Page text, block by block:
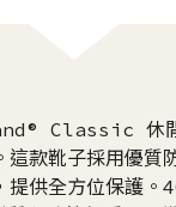
Classic 休閒
這款靴子採用優質
提供全方位保護。